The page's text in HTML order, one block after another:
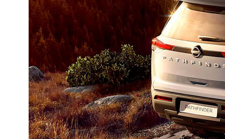
Patrol
Звоните
Обратный звонок